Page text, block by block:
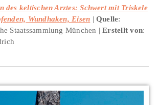
des keltischen Arztes: Schwert mit Triskele
Wundhaken, Eisen
Quelle:
Staatssammlung München
Erstellt von: